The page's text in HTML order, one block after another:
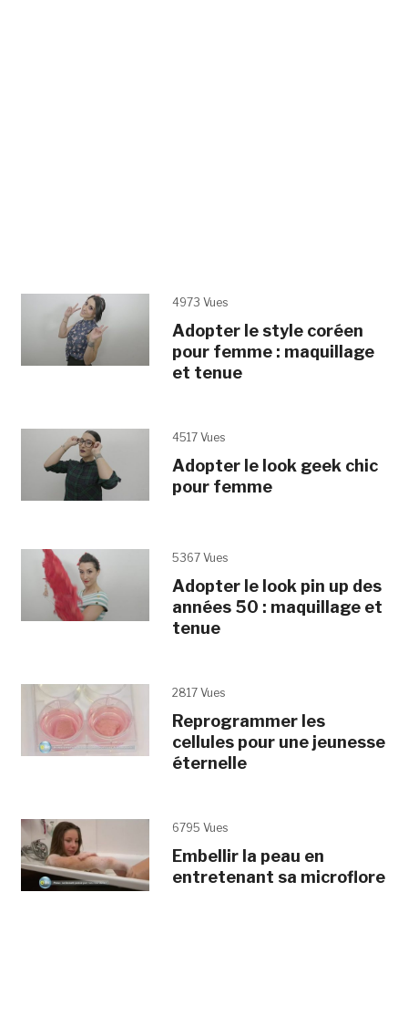
4973 Vues
Adopter le style coréen
pour femme : maquillage
et tenue
4517 Vues
Adopter le look geek chic
pour femme
5367 Vues
Adopter le look pin up des
années 50 : maquillage et
tenue
2817 Vues
Reprogrammer les
cellules pour une jeunesse
éternelle
6795 Vues
Embellir la peau en
entretenant sa microflore